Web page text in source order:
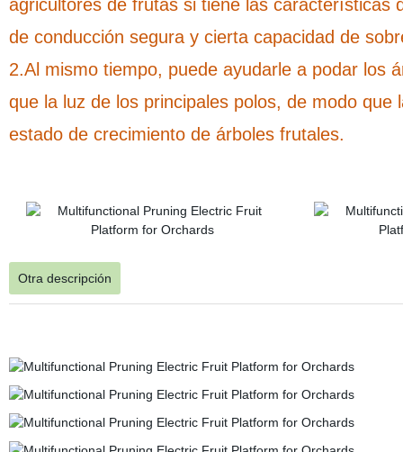
agricultores de frutas si tiene las características
de conducción segura y cierta capacidad de
2.Al mismo tiempo, puede ayudarle a podar los
que la luz de los principales polos, de modo
estado de crecimiento de árboles frutales.
Otra descripción